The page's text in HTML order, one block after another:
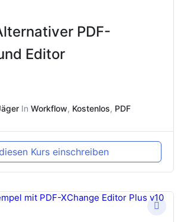
PDF-
Editor
In Workflow, Kostenlos, PDF
Kurs einschreiben